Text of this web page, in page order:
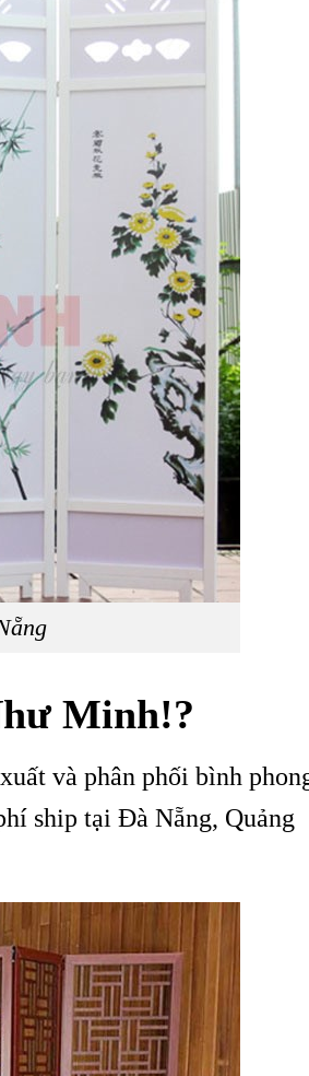
Minh!?
và phân phối bình
ship tại Đà Nẵng, Quảng